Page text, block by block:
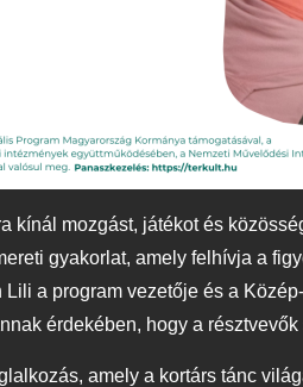
kínál mozgást, játékot és
gyakorlat, amely felhívja a
a program vezetője és a
érdekében, hogy a
amely a kortárs tánc